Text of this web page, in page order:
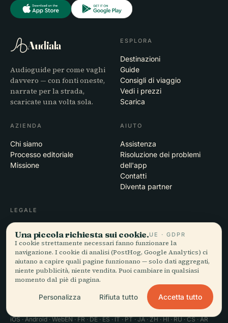
Audiala
Audioguide per come vaghi
davvero — con fonti oneste,
narrate per la strada,
scaricate una volta sola.
ESPLORA
Destinazioni
Guide
Consigli di viaggio
Vedi i prezzi
Scarica
AZIENDA
Chi siamo
Processo editoriale
Missione
AIUTO
Assistenza
Risoluzione dei problemi
dell'app
Contatti
Diventa partner
LEGALE
Termini
Impostazioni cookie
Elimina account
© 2026 Audiala · Realizzata a Morges, Svizzera, in viaggio e tra le
iOS · Android · WebEN · FR · DE · ES · IT · PT · JA · ZH · HI · RU · CS · AR
Una piccola richiesta sui cookie.UE · GDPR
I cookie strettamente necessari fanno funzionare la
navigazione. I cookie di analisi (PostHog, Google Analytics) ci
aiutano a capire quali pagine funzionano — solo dati aggregati,
niente pubblicità, niente vendita. Puoi cambiare in qualsiasi
momento dal piè di pagina.
Personalizza Rifiuta tutto Accetta tutto